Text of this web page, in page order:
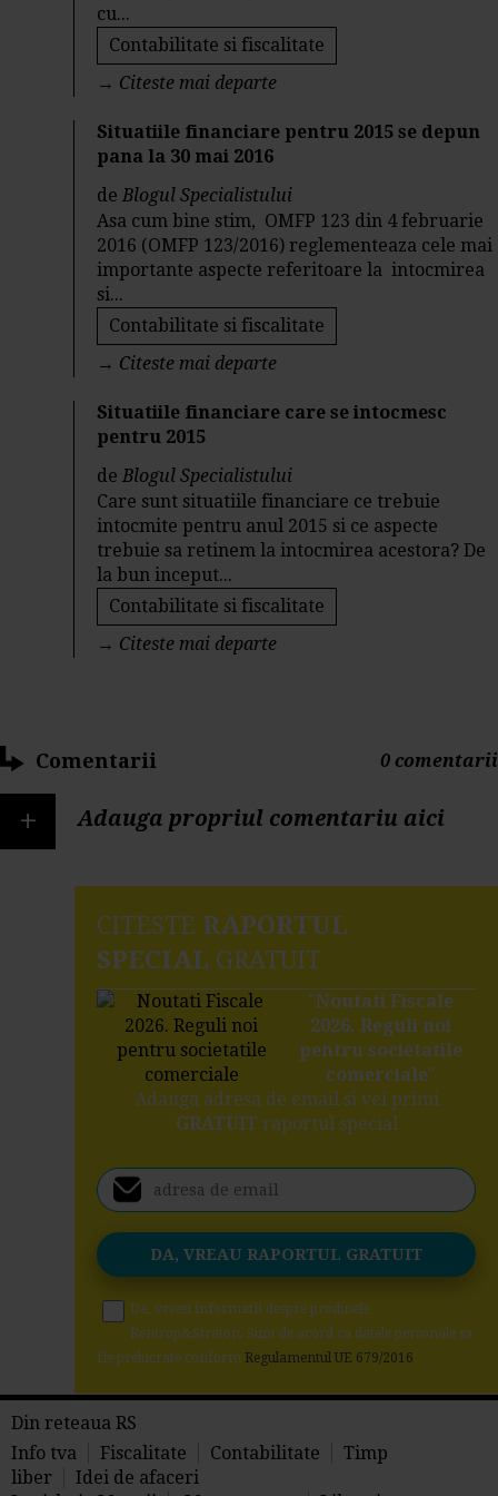
cu...
Contabilitate si fiscalitate
→ Citeste mai departe
Situatiile financiare pentru 2015 se depun
pana la 30 mai 2016
deBlogul Specialistului
Asa cum bine stim, OMFP 123 din 4 februarie
2016 (OMFP 123/2016) reglementeaza cele mai
importante aspecte referitoare la intocmirea
si...
Contabilitate si fiscalitate
→ Citeste mai departe
Situatiile financiare care se intocmesc
pentru 2015
deBlogul Specialistului
Care sunt situatiile financiare ce trebuie
intocmite pentru anul 2015 si ce aspecte
trebuie sa retinem la intocmirea acestora? De
la bun inceput...
Contabilitate si fiscalitate
→ Citeste mai departe
Comentarii 0 comentarii
+ Adauga propriul comentariu aici
CITESTE RAPORTUL
SPECIAL GRATUIT
"Noutati Fiscale
2026. Reguli noi
pentru societatile
comerciale"
Adauga adresa de email si vei primi
GRATUITraportul special
Da, vreau informatii despre produsele
Rentrop&Straton. Sunt de acord ca datele personale sa
fie prelucrate conform Regulamentul UE 679/2016
Din reteaua RS
Info tva
Fiscalitate Contabilitate
Timp
liber
Idei de afaceri